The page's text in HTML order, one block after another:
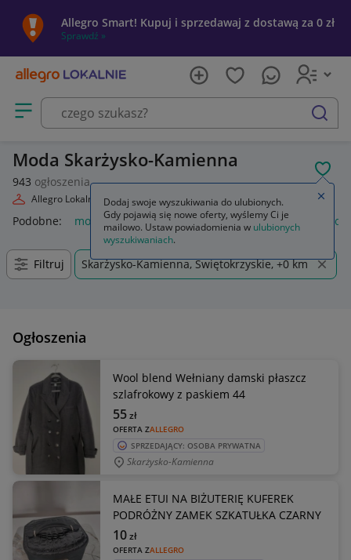
Allegro Smart! Kupuj i sprzedawaj z dostawą za 0 zł
Sprawdź »
Otwórz menu z kategoriami
szukaj
Moda Skarżysko-Kamienna
943 ogłoszenia
Allegro Lokalnie Moda
Podobne: moda markowa moda 2026 moda damska
Filtruj Skarżysko-Kamienna, Świętokrzyskie, +0 km
Ogłoszenia
Wool blend Wełniany damski płaszcz
szlafrokowy z paskiem 44
OFERTA ZALLEGRO
55zł
SPRZEDAJĄCY: OSOBA PRYWATNA
Skarżysko-Kamienna
MAŁE ETUI NA BIŻUTERIĘ KUFEREK
PODRÓŻNY ZAMEK SZKATUŁKA CZARNY
OFERTA ZALLEGRO
10zł
Dodaj swoje wyszukiwania do ulubionych.
Gdy pojawią się nowe oferty, wyślemy Ci je
mailowo. Ustaw powiadomienia w ulubionych
wyszukiwaniach.